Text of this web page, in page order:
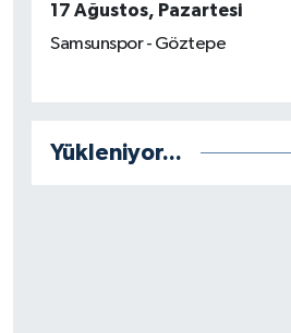
17 Ağustos, Pazartesi
Samsunspor - Göztepe
Yükleniyor...